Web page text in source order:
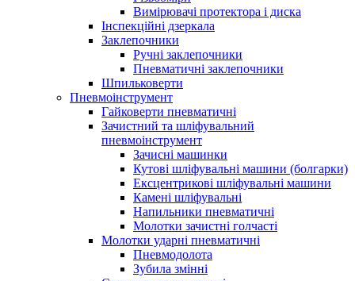
Вимірювачі протектора і диска
Інспекційні дзеркала
Заклепочники
Ручні заклепочники
Пневматичні заклепочники
Шпильковерти
Пневмоінструмент
Гайковерти пневматичні
Зачистний та шліфувальний
пневмоінструмент
Зачисні машинки
Кутові шліфувальні машини (болгарки)
Ексцентрикові шліфувальні машини
Камені шліфувальні
Напильники пневматичні
Молотки зачистні голчасті
Молотки ударні пневматичні
Пневмодолота
Зубила змінні